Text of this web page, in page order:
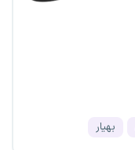
بهیار